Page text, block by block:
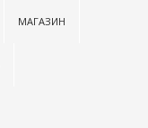
МАГАЗИН